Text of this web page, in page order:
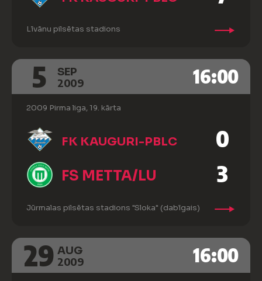
Līvānu pilsētas stadions
5 SEP 16:00
2009
2009 Pirma liga, 19. kārta
FK KAUGURI-PBLC 0
FS METTA/LU 3
Jūrmalas pilsētas stadions "Sloka" (dabīgais)
29 AUG 16:00
2009